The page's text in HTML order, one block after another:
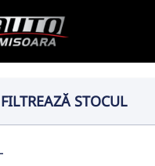
FILTREAZĂ STOCUL